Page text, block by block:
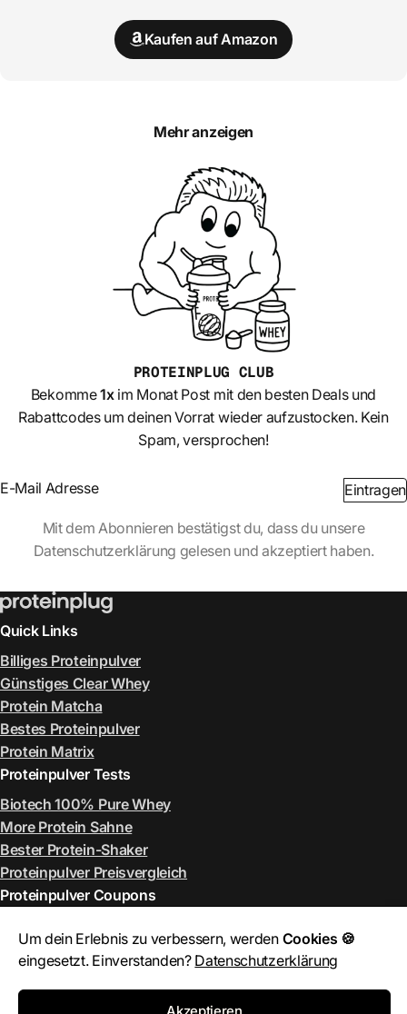
Um dein Erlebnis zu verbessern, werden Cookies 🍪
eingesetzt. Einverstanden? Datenschutzerklärung
Akzeptieren
Kaufen auf Amazon
Mehr anzeigen
PROTEINPLUG CLUB
Bekomme1xim Monat Post mit den besten Deals und
Rabattcodes um deinen Vorrat wieder aufzustocken. Kein
Spam, versprochen!
Section Eintragen
AbschnittMit dem Abonnieren bestätigst du, dass du unsere
Datenschutzerklärung gelesen und akzeptiert haben.
Quick Links
Billiges Proteinpulver
Günstiges Clear Whey
Protein Matcha
Bestes Proteinpulver
Protein Matrix
Proteinpulver Tests
Biotech 100% Pure Whey
More Protein Sahne
Bester Protein-Shaker
Proteinpulver Preisvergleich
Proteinpulver Coupons
More Rabattcode August 2026
MyProtein Rabattcode August 2026
Bulk Rabattcode August 2026